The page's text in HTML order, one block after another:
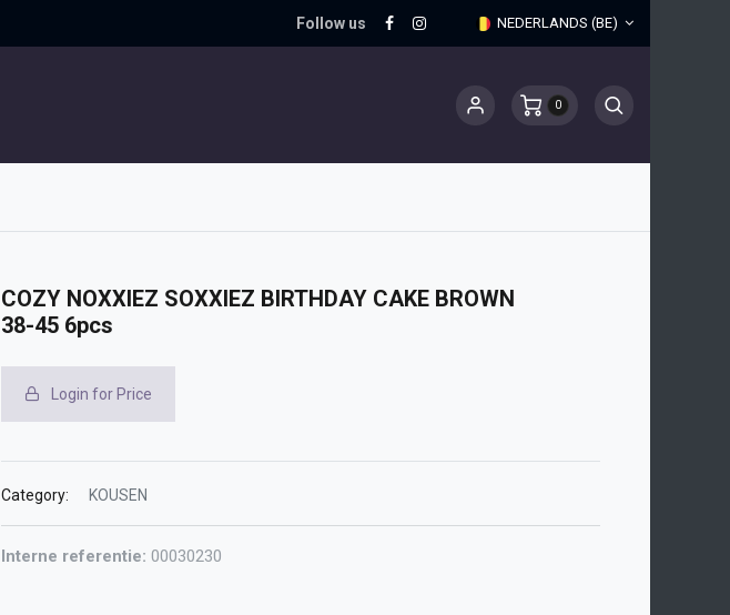
Follow us NEDERLANDS (BE)
0
COZY NOXXIEZ SOXXIEZ BIRTHDAY CAKE BROWN
38-45 6pcs
Login for Price
Category: KOUSEN
Interne referentie: 00030230